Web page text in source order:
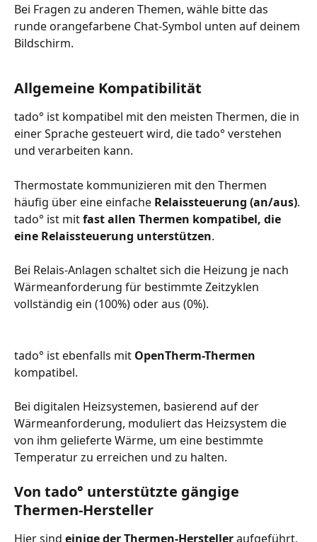
Bei Fragen zu anderen Themen, wähle bitte das
runde orangefarbene Chat-Symbol unten auf deinem
Bildschirm.
Allgemeine Kompatibilität
tado° ist kompatibel mit den meisten Thermen, die in
einer Sprache gesteuert wird, die tado° verstehen
und verarbeiten kann.
Thermostate kommunizieren mit den Thermen
häufig über eine einfache Relaissteuerung (an/aus).
tado° ist mit fast allen Thermen kompatibel, die
eine Relaissteuerung unterstützen.
Bei Relais-Anlagen schaltet sich die Heizung je nach
Wärmeanforderung für bestimmte Zeitzyklen
vollständig ein (100%) oder aus (0%).
tado° ist ebenfalls mit OpenTherm-Thermen
kompatibel.
Bei digitalen Heizsystemen, basierend auf der
Wärmeanforderung, moduliert das Heizsystem die
von ihm gelieferte Wärme, um eine bestimmte
Temperatur zu erreichen und zu halten.
Von tado° unterstützte gängige
Thermen-Hersteller
Hier sind einige der Thermen-Hersteller aufgeführt,